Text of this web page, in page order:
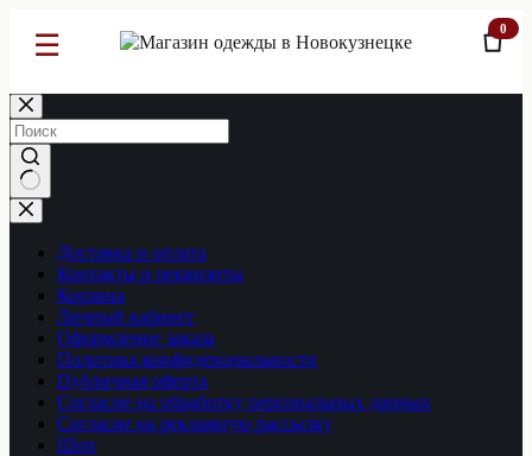
☰ 0
Перейти
к
сути
Ничего
не
найденоДоставка и оплата
Контакты и реквизиты
Корзина
Личный кабинет
Оформление заказа
Политика конфиденциальности
Публичная оферта
Согласие на обработку персональных данных
Согласие на рекламную рассылку
Шоп